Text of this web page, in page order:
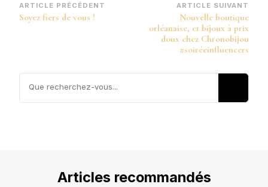
Navigation
d’article
ARTICLE PRÉCÉDENT
Soyez fiers de vous !
ARTICLE SUIVANT
Nouvelle boutique
orléanaise, et bijoux à prix
doux chez Chronobijou
#soiréeinfluencers
Articles recommandés